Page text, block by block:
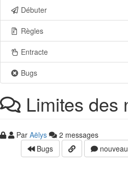
Débuter
Règles
Entracte
Bugs
Limites des
Par Aëlys
2 messages
Bugs